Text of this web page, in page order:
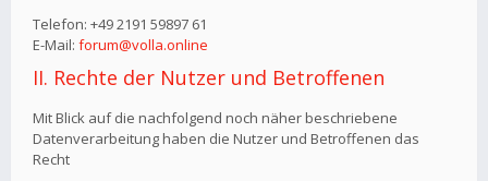
Telefon: +49 2191 59897 61
E-Mail: forum@volla.online
II. Rechte der Nutzer und Betroffenen
Mit Blick auf die nachfolgend noch näher beschriebene
Datenverarbeitung haben die Nutzer und Betroffenen das
Recht